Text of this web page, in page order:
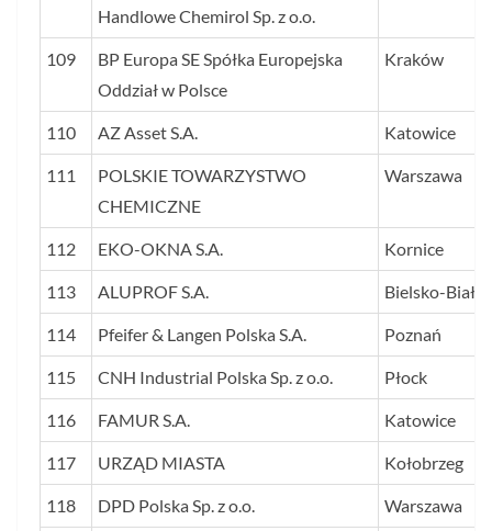
Handlowe Chemirol Sp. z o.o.
109
BP Europa SE Spółka Europejska
Oddział w Polsce
Kraków
110 AZ Asset S.A. Katowice
111
POLSKIE TOWARZYSTWO
CHEMICZNE
Warszawa
112 EKO-OKNA S.A. Kornice
113 ALUPROF S.A. Bielsko-Biała
114 Pfeifer & Langen Polska S.A. Poznań
115 CNH Industrial Polska Sp. z o.o. Płock
116 FAMUR S.A. Katowice
117 URZĄD MIASTA Kołobrzeg
118 DPD Polska Sp. z o.o. Warszawa